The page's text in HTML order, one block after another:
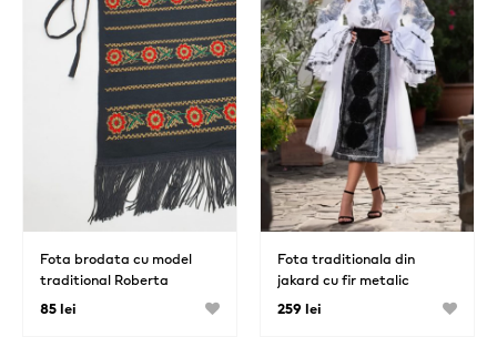
Fota brodata cu model
traditional Roberta
85 lei
Fota traditionala din
jakard cu fir metalic
259 lei